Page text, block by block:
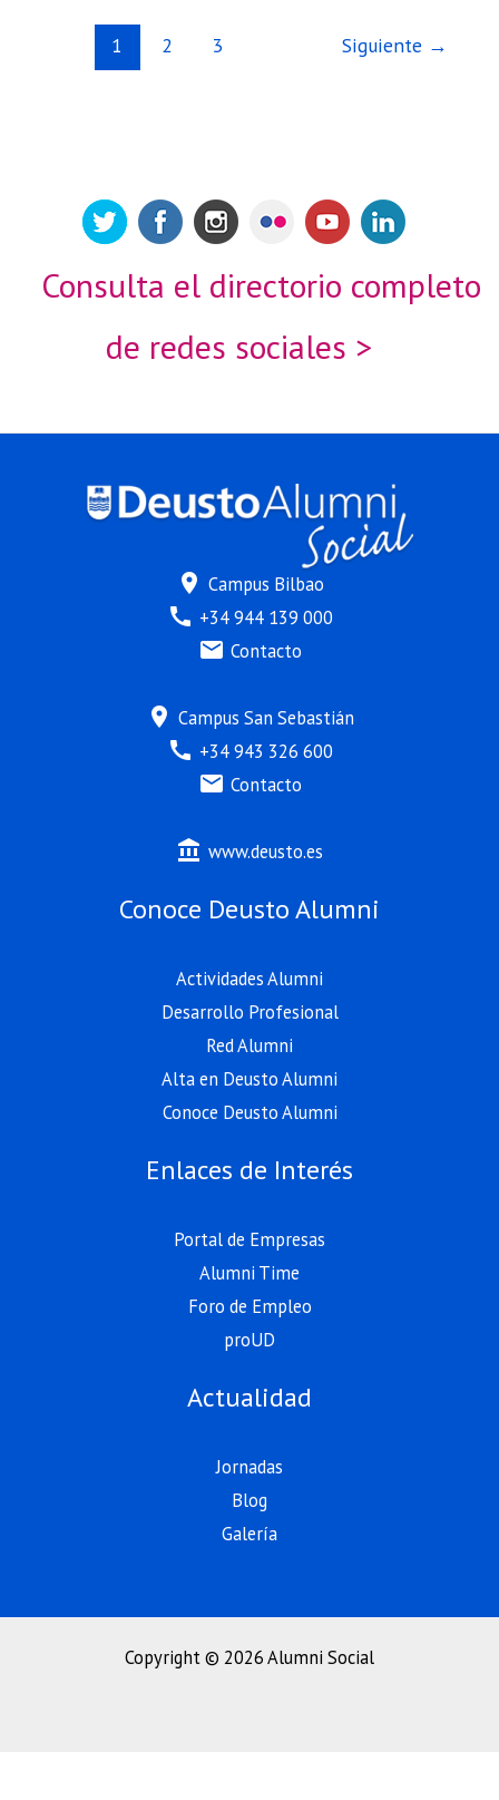
solidarios
1 2 3 Siguiente →
Consulta el directorio completo
de redes sociales >
location_on Campus Bilbao
call +34 944 139 000
mail Contacto
location_on Campus San Sebastián
call +34 943 326 600
mail Contacto
account_balance www.deusto.es
Conoce Deusto Alumni
Actividades Alumni
Desarrollo Profesional
Red Alumni
Alta en Deusto Alumni
Conoce Deusto Alumni
Enlaces de Interés
Portal de Empresas
Alumni Time
Foro de Empleo
proUD
Actualidad
Jornadas
Blog
Galería
Copyright © 2026 Alumni Social